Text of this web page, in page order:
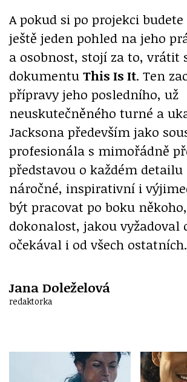
A pokud si po projekci
ještě jeden pohled na jeho
a osobnost, stojí za to, vrátit
dokumentu This Is It. Ten
přípravy jeho posledního, už
neuskutečněného turné a
Jacksona především jako
profesionála s mimořádně
představou o každém
náročné, inspirativní i
být pracovat po boku
dokonalost, jakou vyžadoval
očekával i od všech ostatních.
Jana Doleželová
redaktorka